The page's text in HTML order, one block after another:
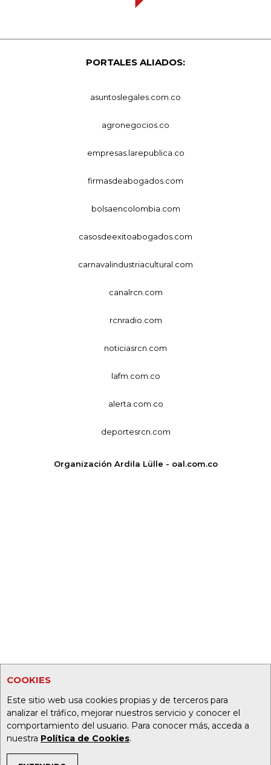
COOKIES
Este sitio web usa cookies propias y de terceros para
analizar el tráfico, mejorar nuestros servicio y conocer el
comportamiento del usuario. Para conocer más, acceda a
nuestra Política de Cookies.
PORTALES ALIADOS:
asuntoslegales.com.co
agronegocios.co
empresas.larepublica.co
firmasdeabogados.com
bolsaencolombia.com
casosdeexitoabogados.com
carnavalindustriacultural.com
canalrcn.com
rcnradio.com
noticiasrcn.com
lafm.com.co
alerta.com.co
deportesrcn.com
Organización Ardila Lülle - oal.com.co